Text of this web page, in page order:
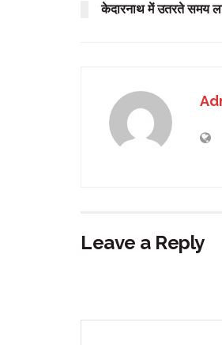
केदारनाथ में उतरते समय
Leave a Reply